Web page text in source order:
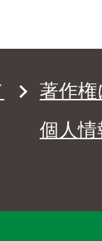
著作
個人